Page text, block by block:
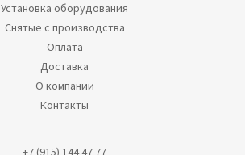
Установка оборудования
Снятые с производства
Оплата
Доставка
О компании
Контакты
+7 (915) 144 47 77